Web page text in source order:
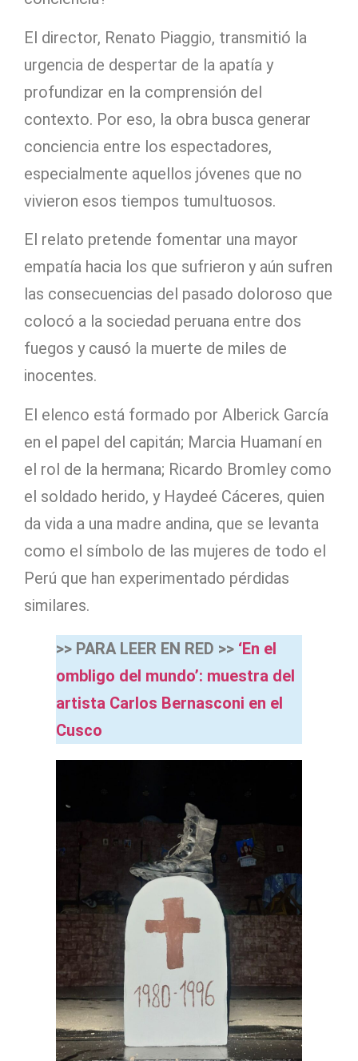
El director, Renato Piaggio, transmitió la
urgencia de despertar de la apatía y
profundizar en la comprensión del
contexto. Por eso, la obra busca generar
conciencia entre los espectadores,
especialmente aquellos jóvenes que no
vivieron esos tiempos tumultuosos.
El relato pretende fomentar una mayor
empatía hacia los que sufrieron y aún sufren
las consecuencias del pasado doloroso que
colocó a la sociedad peruana entre dos
fuegos y causó la muerte de miles de
inocentes.
El elenco está formado por Alberick García
en el papel del capitán; Marcia Huamaní en
el rol de la hermana; Ricardo Bromley como
el soldado herido, y Haydeé Cáceres, quien
da vida a una madre andina, que se levanta
como el símbolo de las mujeres de todo el
Perú que han experimentado pérdidas
similares.
>> PARA LEER EN RED >> ‘En el
ombligo del mundo’: muestra del
artista Carlos Bernasconi en el
Cusco